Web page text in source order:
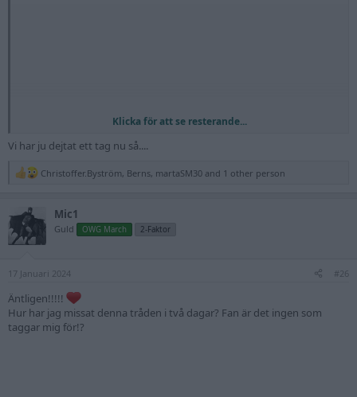
Klicka för att se resterande...
Vi har ju dejtat ett tag nu så....
R
c
i
o
s
Christoffer.Byström, Berns, martaSM30 and 1 other person
Mic1
Guld OWG March 2-Faktor
17 Januari 2024 #26
Äntligen!!!!!
Hur har jag missat denna tråden i två dagar? Fan är det ingen som
taggar mig för!?